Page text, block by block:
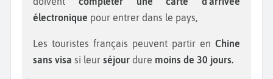
électronique pour entrer dans le pays,
Les touristes français peuvent partir en Chine
sans visa si leur séjour dure moins de 30 jours.